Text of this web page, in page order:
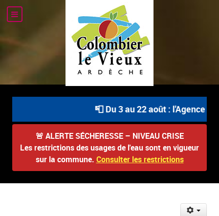
📮 Du 3 au 22 août : l'Agence
🚨 ALERTE SÉCHERESSE – NIVEAU CRISE
Les restrictions des usages de l'eau sont en vigueur
sur la commune. Consulter les restrictions